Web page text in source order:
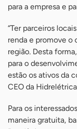
para a empresa e
“Ter parceiros
renda e promove
região. Desta
para o
estão os ativos da
CEO da
Para os
maneira gratuita,